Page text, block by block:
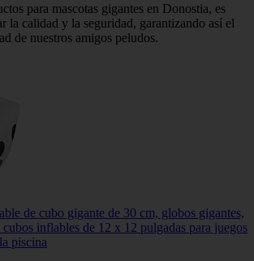
para mascotas gigantes en Donostia, es
la calidad y la seguridad, garantizando así el
de nuestros amigos peludos.
de cubo gigante de 30 cm, globos gigantes,
inflables de 12 x 12 pulgadas para juegos
piscina